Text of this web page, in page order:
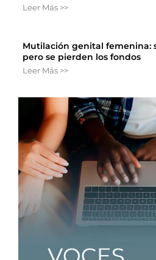
Leer Más >>
Mutilación genital femenina:
pero se pierden los fondos
Leer Más >>